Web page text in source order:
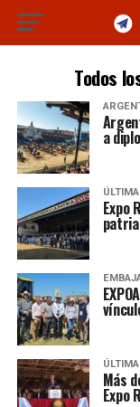
Todos
a
Expo
patria
Más
Expo